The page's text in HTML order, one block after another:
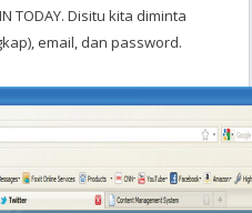
TODAY. Disitu kita diminta
email, dan password.